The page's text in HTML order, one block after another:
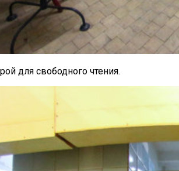
для свободного чтения.